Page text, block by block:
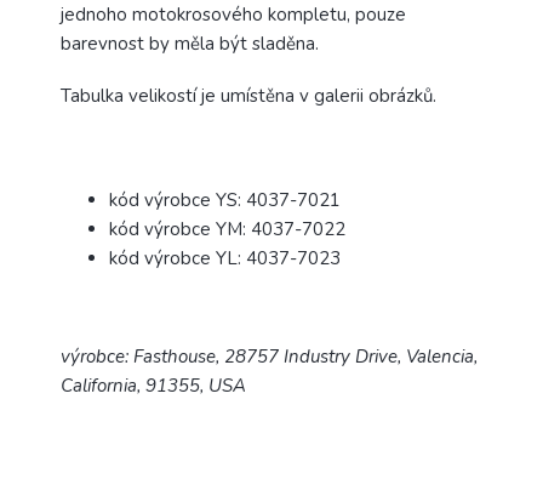
jednoho motokrosového kompletu, pouze
barevnost by měla být sladěna.
Tabulka velikostí je umístěna v galerii obrázků.
kód výrobce YS: 4037-7021
kód výrobce YM: 4037-7022
kód výrobce YL: 4037-7023
výrobce: Fasthouse, 28757 Industry Drive, Valencia,
California, 91355, USA